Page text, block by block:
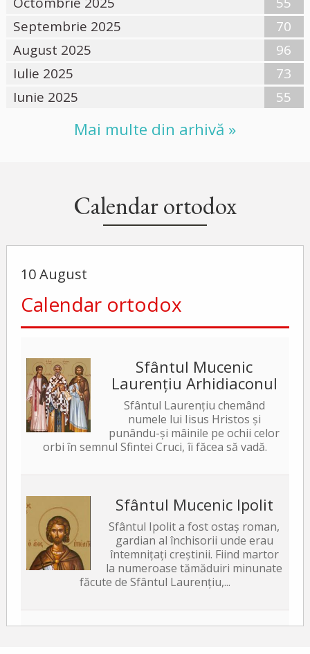
Septembrie 2025
70
August 2025
96
Iulie 2025
73
Iunie 2025
55
Mai multe din arhivă »
Calendar ortodox
10 August
Calendar ortodox
Sfântul Mucenic
Laurențiu Arhidiaconul
Sfântul Laurențiu chemând
numele lui Iisus Hristos și
punându-și mâinile pe ochii celor
orbi în semnul Sfintei Cruci, îi făcea să vadă.
Sfântul Mucenic Ipolit
Sfântul Ipolit a fost ostaș roman,
gardian al închisorii unde erau
întemnițați creștinii. Fiind martor
la numeroase tămăduiri minunate
făcute de Sfântul Laurențiu,...